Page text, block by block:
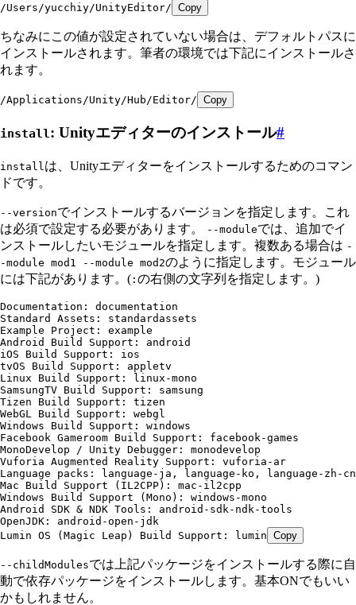
/Users/yucchiy/UnityEditor/ Copy
ちなみにこの値が設定されていない場合は、デフォルトパスに
インストールされます。筆者の環境では下記にインストールさ
れます。
/Applications/Unity/Hub/Editor/ Copy
install: Unityエディターのインストール#
installは、Unityエディターをインストールするためのコマン
ドです。
--versionでインストールするバージョンを指定します。これ
は必須で設定する必要があります。
--moduleでは、追加でイ
ンストールしたいモジュールを指定します。複数ある場合は -
-module mod1 --module mod2のように指定します。モジュール
には下記があります。( : の右側の文字列を指定します。)
Documentation: documentation
Standard Assets: standardassets
Example Project: example
Android Build Support: android
iOS Build Support: ios
tvOS Build Support: appletv
Linux Build Support: linux-mono
SamsungTV Build Support: samsung
Tizen Build Support: tizen
WebGL Build Support: webgl
Windows Build Support: windows
Facebook Gameroom Build Support: facebook-games
MonoDevelop / Unity Debugger: monodevelop
Vuforia Augmented Reality Support: vuforia-ar
Language packs: language-ja, language-ko, language-zh-
Mac Build Support (IL2CPP): mac-il2cpp
Windows Build Support (Mono): windows-mono
Android SDK & NDK Tools: android-sdk-ndk-tools
OpenJDK: android-open-jdk
Lumin OS (Magic Leap) Build Support: lumin Copy
--childModulesでは上記パッケージをインストールする際に自
動で依存パッケージをインストールします。基本ONでもいい
かもしれません。